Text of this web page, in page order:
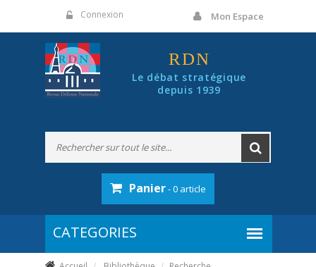
Connexion Mon Espace
RDN
Le débat stratégique
depuis 1939
Panier- 0 article